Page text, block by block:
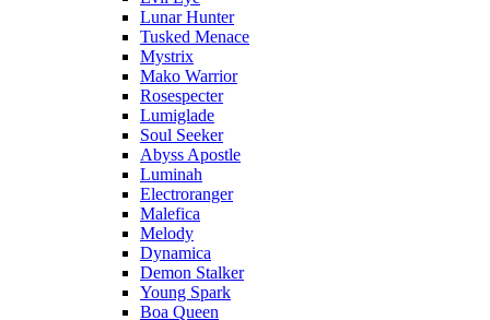
Lunar Hunter
Tusked Menace
Mystrix
Mako Warrior
Rosespecter
Lumiglade
Soul Seeker
Abyss Apostle
Luminah
Electroranger
Malefica
Melody
Dynamica
Demon Stalker
Young Spark
Boa Queen